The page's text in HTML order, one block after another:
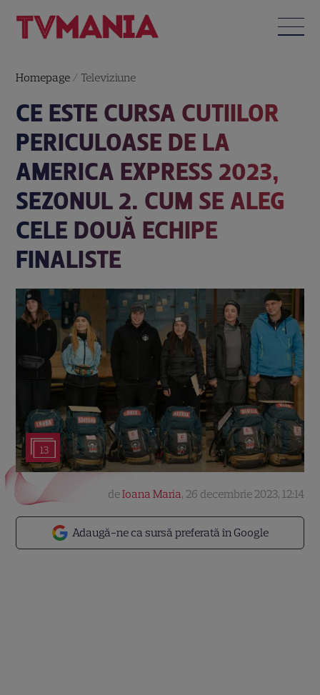
Homepage / Televiziune
CE ESTE CURSA CUTIILOR
PERICULOASE DE LA
AMERICA EXPRESS 2023,
SEZONUL 2. CUM SE ALEG
CELE DOUĂ ECHIPE
FINALISTE
13
Adaugă-ne ca sursă preferată în Google
deIoana Maria, 26 decembrie 2023, 12:14